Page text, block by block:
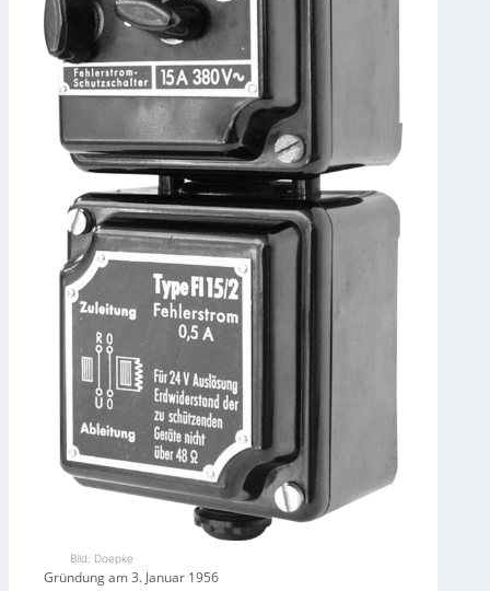
Bild: Doepke
Gründung am 3. Januar 1956